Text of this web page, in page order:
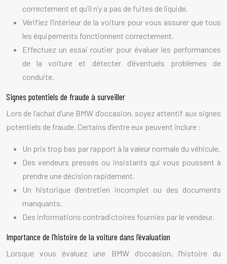
correctement et qu’il n’y a pas de fuites de liquide.
Vérifiez l’intérieur de la voiture pour vous assurer que tous
les équipements fonctionnent correctement.
Effectuez un essai routier pour évaluer les performances
de la voiture et détecter d’éventuels problèmes de
conduite.
Signes potentiels de fraude à surveiller
Lors de l’achat d’une BMW d’occasion, soyez attentif aux signes
potentiels de fraude. Certains d’entre eux peuvent inclure :
Un prix trop bas par rapport à la valeur normale du véhicule.
Des vendeurs pressés ou insistants qui vous poussent à
prendre une décision rapidement.
Un historique d’entretien incomplet ou des documents
manquants.
Des informations contradictoires fournies par le vendeur.
Importance de l’histoire de la voiture dans l’évaluation
Lorsque vous évaluez une BMW d’occasion, l’histoire du